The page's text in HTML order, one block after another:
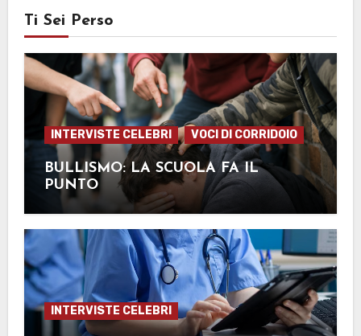
Ti Sei Perso
INTERVISTE CELEBRI VOCI DI CORRIDOIO
BULLISMO: LA SCUOLA FA IL
PUNTO
INTERVISTE CELEBRI